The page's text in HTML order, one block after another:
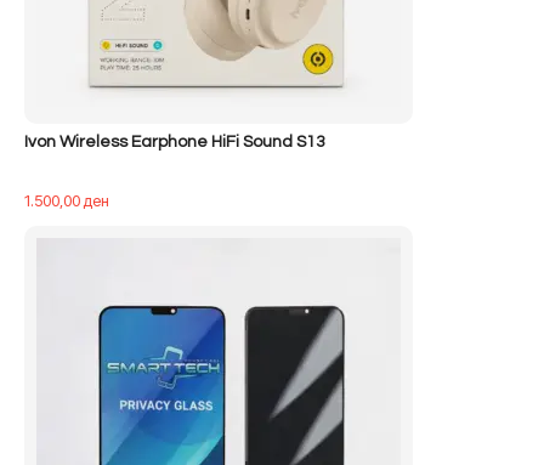
Ivon Wireless Earphone HiFi Sound S13
1.500,00ден